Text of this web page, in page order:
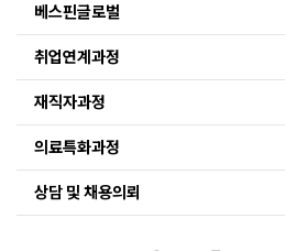
베스핀글로벌
취업연계과정
재직자과정
의료특화과정
상담 및 채용의뢰